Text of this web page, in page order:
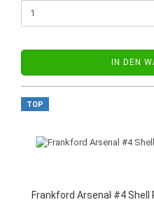
IN DEN
TOP
Frankford Arsenal #4 Shell